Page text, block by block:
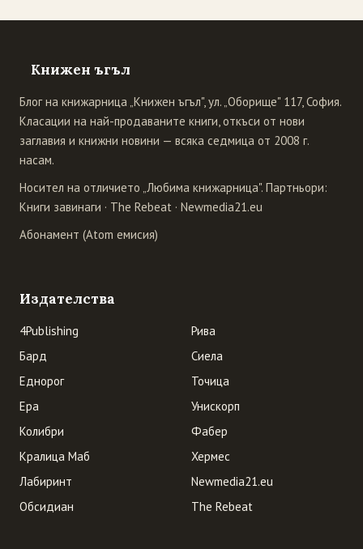
Книжен ъгъл
Блог на книжарница „Книжен ъгъл", ул. „Оборище" 117, София.
Класации на най-продаваните книги, откъси от нови
заглавия и книжни новини — всяка седмица от 2008 г.
насам.
Носител на отличието „Любима книжарница". Партньори:
Книги завинаги · The Rebeat · Newmedia21.eu
Абонамент (Atom емисия)
Издателства
4Publishing
Бард
Еднорог
Ера
Колибри
Кралица Маб
Лабиринт
Обсидиан
Рива
Сиела
Точица
Унискорп
Фабер
Хермес
Newmedia21.eu
The Rebeat